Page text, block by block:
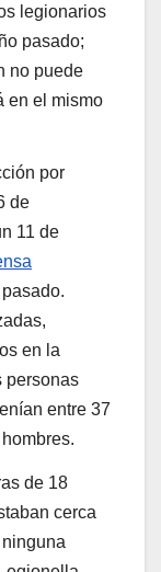
legionarios
pasado;
no puede
en el mismo
por
de
11 de
en la
personas
entre 37
de 18
cerca